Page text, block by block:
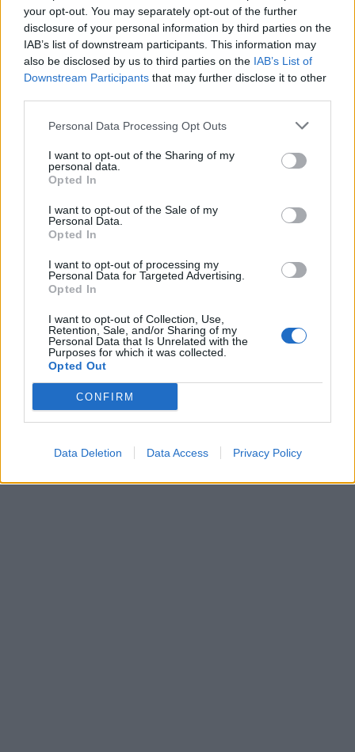
your opt-out. You may separately opt-out of the further
disclosure of your personal information by third parties on the
IAB’s list of downstream participants. This information may
also be disclosed by us to third parties on the IAB’s List of
Downstream Participants that may further disclose it to other
Personal Data Processing Opt Outs
I want to opt-out of the Sharing of my
personal data.
Opted In
I want to opt-out of the Sale of my
Personal Data.
Opted In
I want to opt-out of processing my
Personal Data for Targeted Advertising.
Opted In
I want to opt-out of Collection, Use,
Retention, Sale, and/or Sharing of my
Personal Data that Is Unrelated with the
Purposes for which it was collected.
Opted Out
CONFIRM
Data Deletion Data Access Privacy Policy